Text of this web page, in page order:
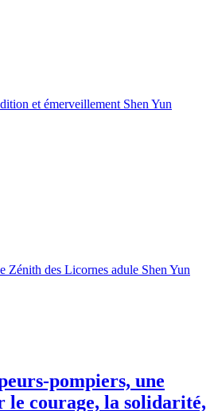
et émerveillement Shen Yun
Zénith des Licornes adule Shen Yun
pompiers, une
le courage, la solidarité,